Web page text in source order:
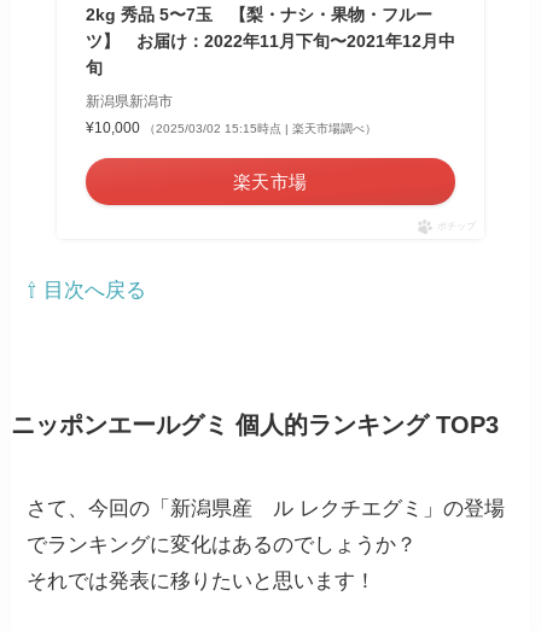
2kg 秀品 5〜7玉 【梨・ナシ・果物・フルー
ツ】 お届け：2022年11月下旬〜2021年12月中
旬
新潟県新潟市
¥10,000
（2025/03/02 15:15時点 | 楽天市場調べ）
楽天市場
ポチップ
⇧ 目次へ戻る
ニッポンエールグミ 個人的ランキング TOP3
さて、今回の「新潟県産 ル レクチエグミ」の登場
でランキングに変化はあるのでしょうか？
それでは発表に移りたいと思います！